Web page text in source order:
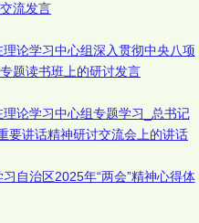
流发言
论学习中心组深入贯彻中央八项
题读书班上的研讨发言
论学习中心组专题学习_总书记
要讲话精神研讨交流会上的讲话
自治区2025年“两会”精神心得体